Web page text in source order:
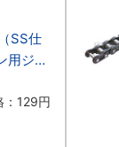
SS仕
用ジョ
129円